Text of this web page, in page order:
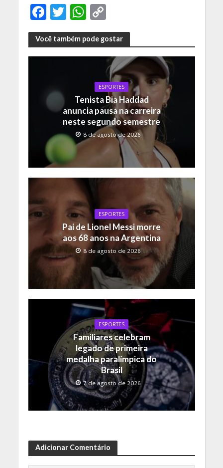
F
ac
e
b
o
k
T
w
itt
er
W
h
at
s
p
p
C
o
p
y
Li
n
k
Você também pode gostar
ESPORTES
Tenista Bia Haddad
anuncia pausa na carreira
neste segundo semestre
8 de agosto de 2026
ESPORTES
Pai de Lionel Messi morre
aos 68 anos na Argentina
8 de agosto de 2026
ESPORTES
Familiares celebram
legado de primeira
medalha paralímpica do
Brasil
7 de agosto de 2026
Adicionar Comentário